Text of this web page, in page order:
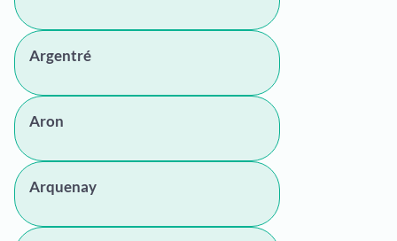
Argentré
Aron
Arquenay